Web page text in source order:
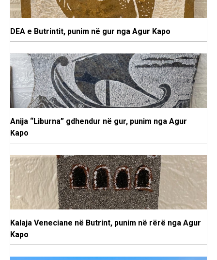
DEA e Butrintit, punim në gur nga Agur Kapo
Anija “Liburna” gdhendur në gur, punim nga Agur
Kapo
Kalaja Veneciane në Butrint, punim në rërë nga Agur
Kapo